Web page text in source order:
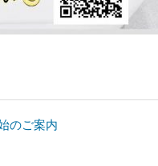
のご案内